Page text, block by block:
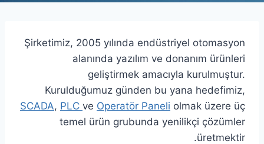
Şirketimiz, 2005 yılında endüstriyel otomasyon
alanında yazılım ve donanım ürünleri
geliştirmek amacıyla kurulmuştur.
Kurulduğumuz günden bu yana hedefimiz,
SCADA, PLC ve Operatör Paneli olmak üzere üç
temel ürün grubunda yenilikçi çözümler
üretmektir.